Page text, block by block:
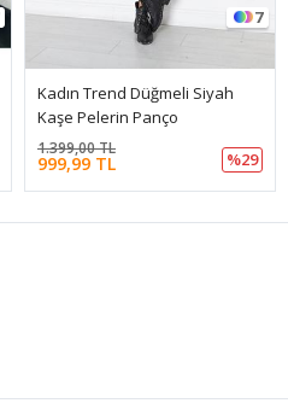
7
Kadın Trend Düğmeli Siyah
Kaşe Pelerin Panço
999,99 TL
1.399,00 TL
%29